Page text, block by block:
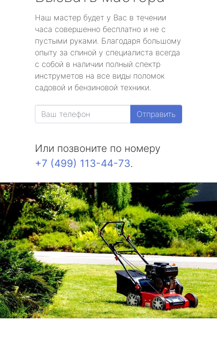
Наш мастер будет у Вас в течении
часа совершенно бесплатно и не с
пустыми руками. Благодаря большому
опыту за спиной у специалиста всегда
с собой в наличии полный спектр
инструметов на все виды поломок
садовой и бензиновой техники.
Отправить
Или позвоните по номеру
+7 (499) 113-44-73.